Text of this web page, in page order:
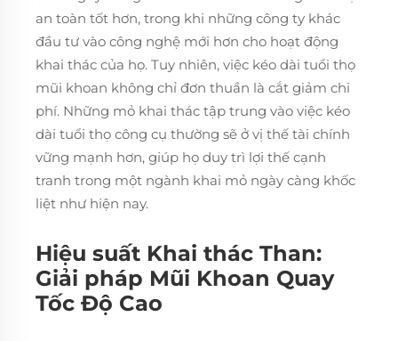
an toàn tốt hơn, trong khi những công ty khác
đầu tư vào công nghệ mới hơn cho hoạt động
khai thác của họ. Tuy nhiên, việc kéo dài tuổi thọ
mũi khoan không chỉ đơn thuần là cắt giảm chi
phí. Những mỏ khai thác tập trung vào việc kéo
dài tuổi thọ công cụ thường sẽ ở vị thế tài chính
vững mạnh hơn, giúp họ duy trì lợi thế cạnh
tranh trong một ngành khai mỏ ngày càng khốc
liệt như hiện nay.
Hiệu suất Khai thác Than:
Giải pháp Mũi Khoan Quay
Tốc Độ Cao